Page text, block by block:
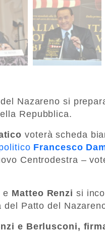
Nazareno si
Repubblica.
voterà scheda
Francesco
Centrodestra –
e Matteo Renzi si
Patto del
e Berlusconi,